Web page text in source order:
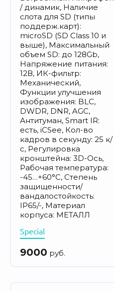
/ динамик, Наличие
слота для SD (типы
поддерж.карт):
microSD (SD Class 10 и
выше), Максимальный
объем SD: до 128Gb,
Напряжение питания:
12В, ИК-фильтр:
Механический,
Функции улучшения
изображения: BLC,
DWDR, DNR, AGC,
Антитуман, Smart IR:
есть, iCSee, Кол-во
кадров в секунду: 25 к/
с, Регулировка
кронштейна: 3D-Ось,
Рабочая температура:
-45…+60°С, Степень
защищенности/
вандалостойкость:
IP65/-, Материал
корпуса: МЕТАЛЛ
Special
9000 руб.